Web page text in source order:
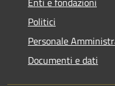
Politici
Personale
Documenti e dati